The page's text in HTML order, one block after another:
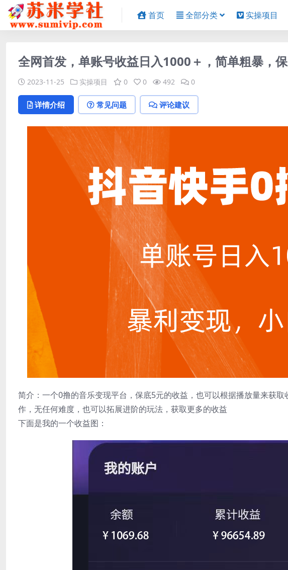
首页 全部分类 实操项目
全网首发，单账号收益日入1000＋，简单粗暴，
2023-11-25 实操项目 0 0 492 0
详情介绍 常见问题 评论建议
简介：一个0撸的音乐变现平台，保底5元的收益，也可以根据播放量来获
作，无任何难度，也可以拓展进阶的玩法，获取更多的收益
下面是我的一个收益图：